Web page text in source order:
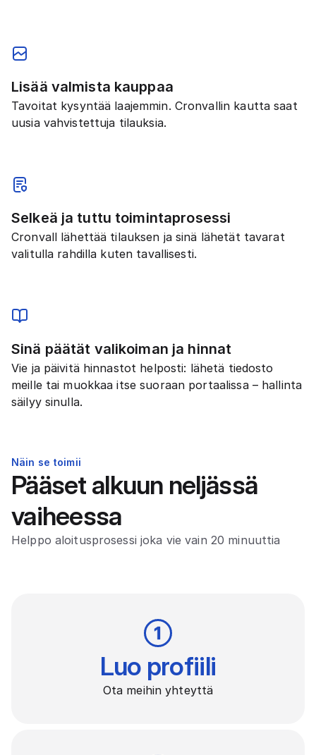
Lisää valmista kauppaa
Tavoitat kysyntää laajemmin. Cronvallin kautta saat
uusia vahvistettuja tilauksia.
Selkeä ja tuttu toimintaprosessi
Cronvall lähettää tilauksen ja sinä lähetät tavarat
valitulla rahdilla kuten tavallisesti.
Sinä päätät valikoiman ja hinnat
Vie ja päivitä hinnastot helposti: lähetä tiedosto
meille tai muokkaa itse suoraan portaalissa – hallinta
säilyy sinulla.
Näin se toimii
Pääset alkuun neljässä
vaiheessa
Helppo aloitusprosessi joka vie vain 20 minuuttia
Luo profiili
Ota meihin yhteyttä